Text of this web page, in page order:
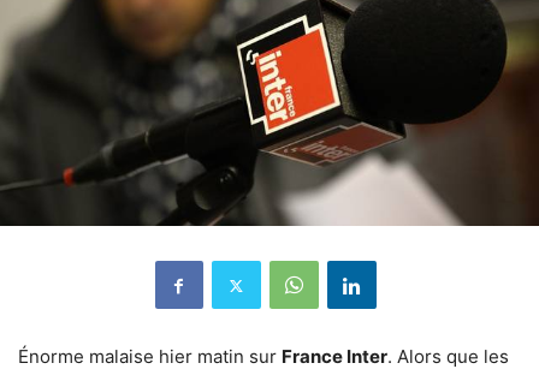
Énorme malaise hier matin sur France Inter. Alors que les